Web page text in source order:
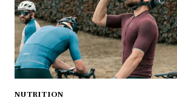
NUTRITION